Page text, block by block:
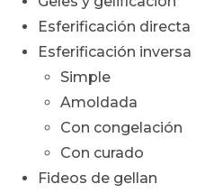
Esferificación directa
Esferificación inversa
Simple
Amoldada
Con congelación
Con curado
Fideos de gellan